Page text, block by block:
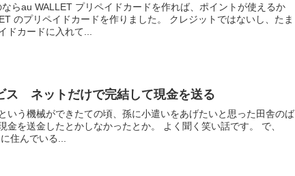
らau WALLET プリペイドカードを作れば、ポイントが使えるか
ドカードを作りました。 クレジットではないし、たま
ドカードに入れて...
ス ネットだけで完結して現金を送る
いう機械ができたての頃、孫に小遣いをあげたいと思った田舎のば
とかしなかったとか。 よく聞く笑い話です。 で、
住んでいる...